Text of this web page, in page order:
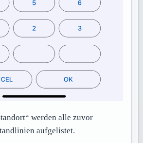
werden alle zuvor
aufgelistet.